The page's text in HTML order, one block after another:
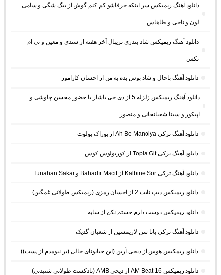
دانلود آهنگ ریمیکس سر اینکه حرفاشو کم کنم گوش از بیگ شگی و سامی
لون و ناجی و طاهاس
دانلود آهنگ ریمیکس شاد بندری تریبال آخر هفته از سندی و معین و تی ام
بکس
دانلود آهنگ باحال و شاد بوس بده به من از احسان کاراموز
دانلود آهنگ ریمیکس زلزله 5 از دی جی یاشار با حضور محسن چاوشی و
اپیکور و سینا شعبانخانی و منصور
دانلود آهنگ ترکی Ah Be Manolya از بوراک بولوت
دانلود آهنگ ترکی Topla Git از کورتولوش کوش
دانلود آهنگ ترکی Kalbine Sor از Bahadır Macit و Tunahan Sakar
دانلود ریمیکس دیپ نایت 2 از احسان رمزی (ریمیکس طولانی غمگین)
دانلود ریمیکس دوست دارم خستم نکن از سایه
دانلود آهنگ ترکی بانا سن لازیمسین از شعبان گدیک
دانلود ریمکیس هوس از دیجی آرین (این خیابونای خالی (بر نیومدم از پست))
دانلود ریمیکس AM Beat 16 از دیجی AMB (پادکست طولانی شنیدنی)